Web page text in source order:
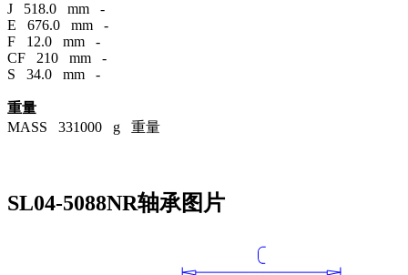
J 518.0 mm -
E 676.0 mm -
F 12.0 mm -
CF 210 mm -
S 34.0 mm -
重量
MASS 331000 g 重量
SL04-5088NR轴承图片